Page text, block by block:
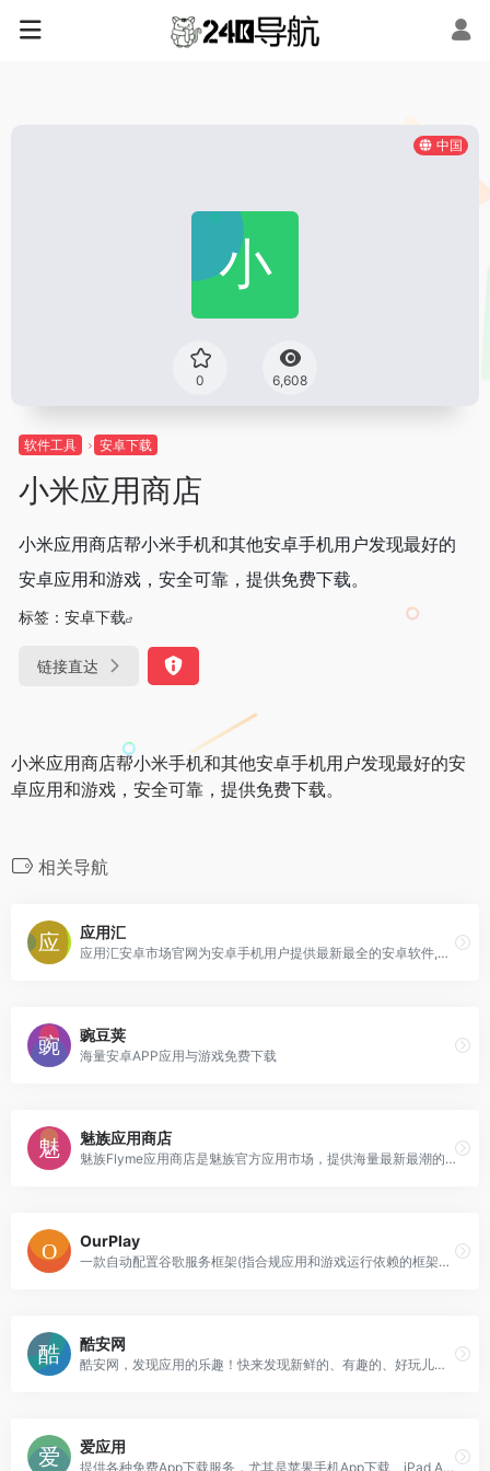
中国
0 6,608
软件工具 安卓下载
小米应用商店
小米应用商店帮小米手机和其他安卓手机用户发现最好的
安卓应用和游戏，安全可靠，提供免费下载。
标签： 安卓下载
链接直达
小米应用商店帮小米手机和其他安卓手机用户发现最好的安
卓应用和游戏，安全可靠，提供免费下载。
相关导航
应用汇
应用汇安卓市场官网为安卓手机用户提供最新最全的安卓软件,安卓游戏下载资源,让安卓手机应用,安卓手机游戏丰富多彩,AppChina应用汇是安卓网上最贴心的Android软件应用商店。
豌豆荚
海量安卓APP应用与游戏免费下载
魅族应用商店
魅族Flyme应用商店是魅族官方应用市场，提供海量最新最潮的魅族手机应用、游戏和主题下载,按主题分类,下载排行推荐
OurPlay
一款自动配置谷歌服务框架(指合规应用和游戏运行依赖的框架，而不是谷歌商店或谷歌应用)，并免费提供全球合规游戏及应用的网络加速功能，稳定支持其安装及流畅运行的APP，完美解决了海外合规应用、游戏的网络连接、掉线、闪退、卡顿等问题。
酷安网
酷安网，发现应用的乐趣！快来发现新鲜的、有趣的、好玩儿的应用！在酷安网，玩转手机应用，分享应用经验，发现应用的乐趣，尽享应用的快乐！
爱应用
提供各种免费App下载服务，尤其是苹果手机App下载、iPad App下载和Mac App下载,包括最新最好玩的手机App游戏、手机App软件等手机App应用等。